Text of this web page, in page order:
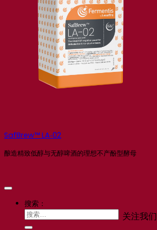
SafBrew™ LA‑02
酿造精致低醇与无醇啤酒的理想不产酚型酵母
关注我们
搜索：